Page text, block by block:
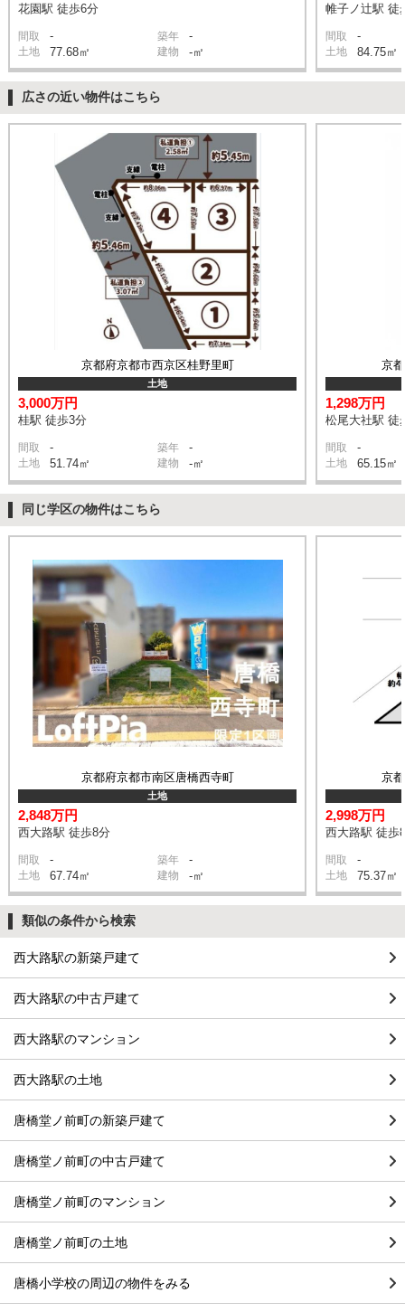
花園駅 徒歩6分
間取 - 築年 -
土地 77.68㎡ 建物 -㎡
帷子ノ辻駅 徒
間取 -
土地 84.75㎡
広さの近い物件はこちら
京都府京都市西京区桂野里町
土地
3,000万円
桂駅 徒歩3分
間取 - 築年 -
土地 51.74㎡ 建物 -㎡
京
1,298万円
松尾大社駅 徒
間取 -
土地 65.15㎡
同じ学区の物件はこちら
京都府京都市南区唐橋西寺町
土地
2,848万円
西大路駅 徒歩8分
間取 - 築年 -
土地 67.74㎡ 建物 -㎡
京
2,998万円
西大路駅 徒歩
間取 -
土地 75.37㎡
類似の条件から検索
西大路駅の新築戸建て
西大路駅の中古戸建て
西大路駅のマンション
西大路駅の土地
唐橋堂ノ前町の新築戸建て
唐橋堂ノ前町の中古戸建て
唐橋堂ノ前町のマンション
唐橋堂ノ前町の土地
唐橋小学校の周辺の物件をみる